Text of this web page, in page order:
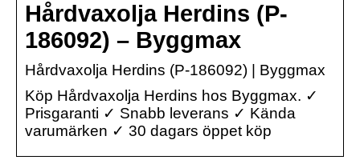
Hårdvaxolja Herdins (P-
186092) – Byggmax
Hårdvaxolja Herdins (P-186092) | Byggmax
Köp Hårdvaxolja Herdins hos Byggmax. ✓
Prisgaranti ✓ Snabb leverans ✓ Kända
varumärken ✓ 30 dagars öppet köp